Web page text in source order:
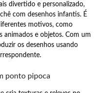
divertido e personalizado,
com desenhos infantis. É
motivos, como
animados e objetos. Com um
os desenhos usando
ponto pipoca